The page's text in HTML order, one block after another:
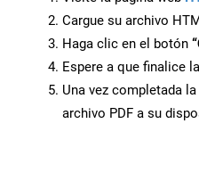
Cargue su archivo
Haga clic en el botón
Espere a que finalice
Una vez completada
archivo PDF a su